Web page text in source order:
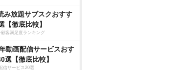
み放題サブスクおすす
【徹底比較】
顧客満足度ランキング
動画配信サービスおす
選【徹底比較】
信サービス20選